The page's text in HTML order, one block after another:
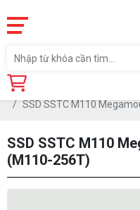
Trang chủ
SSD SSTC M110
SSD SSTC M110
(M110-256T)